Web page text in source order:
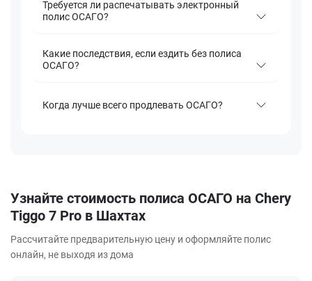
Требуется ли распечатывать электронный
полис ОСАГО?
Какие последствия, если ездить без полиса
ОСАГО?
Когда лучше всего продлевать ОСАГО?
Узнайте стоимость полиса ОСАГО на Chery
Tiggo 7 Pro в Шахтах
Рассчитайте предварительную цену и оформляйте полис
онлайн, не выходя из дома